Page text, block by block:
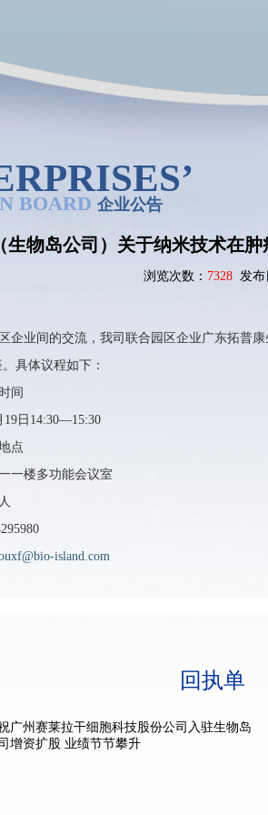
BOARD 企业公告
（生物岛公司）关于纳米技术在
浏览次数： 7328 发布
企业间的交流，我司联合园区企业广东拓普
具体议程如下：
间
19日 14:30—15:30
点
一楼多功能会议室
island.com
回执单
广州赛莱拉干细胞科技股份公司入驻生物岛
增资扩股 业绩节节攀升